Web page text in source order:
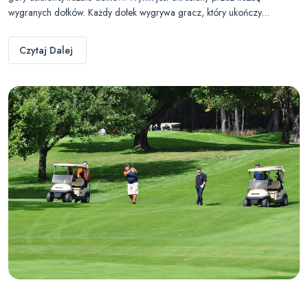
wygranych dołków. Każdy dołek wygrywa gracz, który ukończy…
Czytaj Dalej